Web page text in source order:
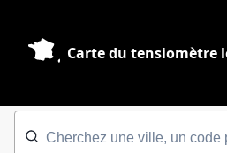
Carte du tensiomètre